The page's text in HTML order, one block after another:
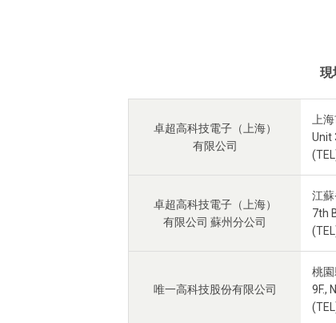
現
卓超高科技電子（上海）
有限公司
上
Unit
卓超高科技電子（上海）
有限公司 蘇州分公司
江
7th
唯一高科技股份有限公司
桃
9F.,